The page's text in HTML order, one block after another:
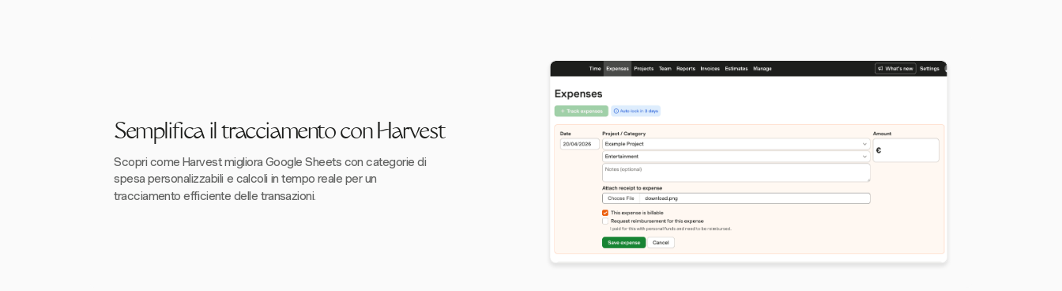
Semplifica il tracciamento con Harvest
Scopri come Harvest migliora Google Sheets con categorie di
spesa personalizzabili e calcoli in tempo reale per un
tracciamento efficiente delle transazioni.